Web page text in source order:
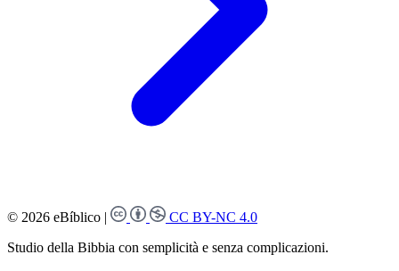
© 2026 eBíblico |
CC BY-NC 4.0
Studio della Bibbia con semplicità e senza complicazioni.